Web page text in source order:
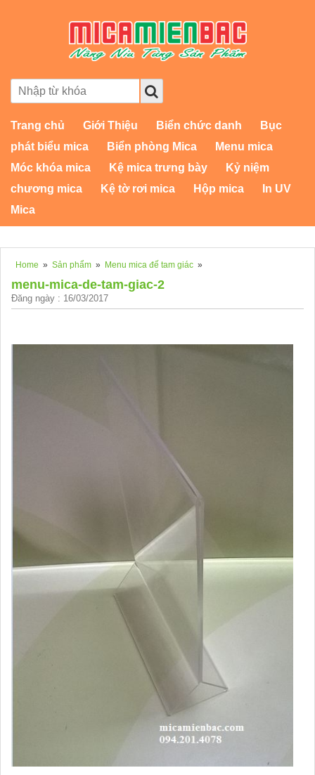
Trang chủ Giới Thiệu Biển chức danh
Bục
phát biểu mica
Biển phòng Mica
Menu mica
Móc khóa mica
Kệ mica trưng bày
Kỷ niệm
chương mica
Kệ tờ rơi mica Hộp mica
In UV
Mica
Home » Sản phẩm » Menu mica đế tam giác »
menu-mica-de-tam-giac-2
Đăng ngày : 16/03/2017